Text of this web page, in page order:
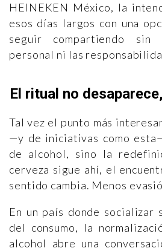
HEINEKEN México, la
esos días largos con una
seguir compartiendo
personal ni las
El ritual no
Tal vez el punto más
—y de iniciativas como
de alcohol, sino la
cerveza sigue ahí, el
sentido cambia. Menos
En un país donde socializar
del consumo, la
alcohol abre una